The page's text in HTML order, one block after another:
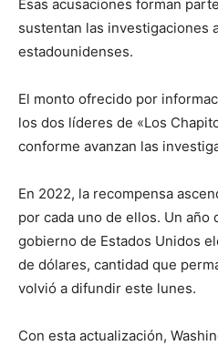
Esas acusaciones forman
sustentan las investigaciones
estadounidenses.
El monto ofrecido por
los dos líderes de «Los
conforme avanzan las
En 2022, la recompensa
por cada uno de ellos. Un año
gobierno de Estados Unidos
de dólares, cantidad que
volvió a difundir este lunes.
Con esta actualización,